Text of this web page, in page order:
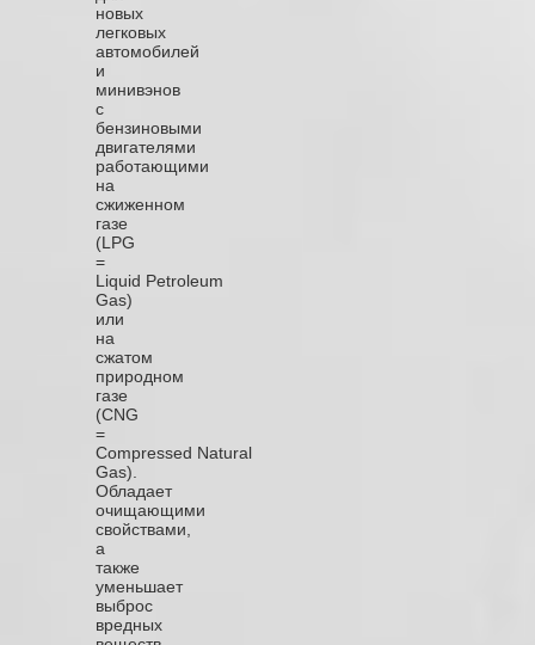
новых
легковых
автомобилей
и
минивэнов
с
бензиновыми
двигателями
работающими
на
сжиженном
газе
(LPG
=
Liquid Petroleum
Gas)
или
на
сжатом
природном
газе
(CNG
=
Compressed Natural
Gas).
Обладает
очищающими
свойствами,
а
также
уменьшает
выброс
вредных